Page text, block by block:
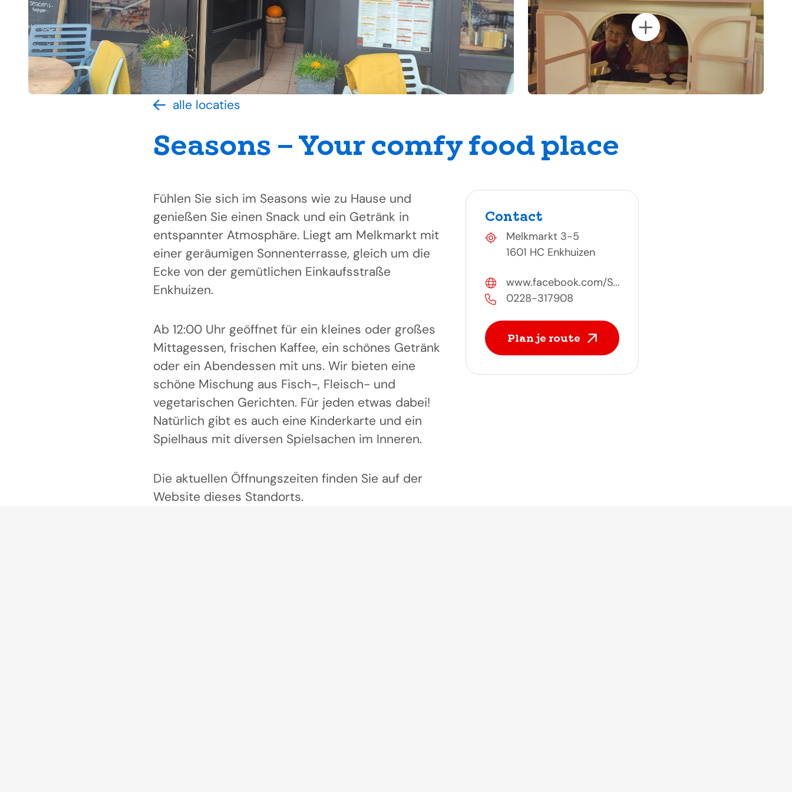
alle locaties
Seasons – Your comfy food place
Fühlen Sie sich im Seasons wie zu Hause und
genießen Sie einen Snack und ein Getränk in
entspannter Atmosphäre. Liegt am Melkmarkt mit
einer geräumigen Sonnenterrasse, gleich um die
Ecke von der gemütlichen Einkaufsstraße
Enkhuizen.
Ab 12:00 Uhr geöffnet für ein kleines oder großes
Mittagessen, frischen Kaffee, ein schönes Getränk
oder ein Abendessen mit uns. Wir bieten eine
schöne Mischung aus Fisch-, Fleisch- und
vegetarischen Gerichten. Für jeden etwas dabei!
Natürlich gibt es auch eine Kinderkarte und ein
Spielhaus mit diversen Spielsachen im Inneren.
Die aktuellen Öffnungszeiten finden Sie auf der
Website dieses Standorts.
Contact
Melkmarkt 3-5
1601 HC Enkhuizen
www.facebook.com/S...
0228-317908
Plan je route